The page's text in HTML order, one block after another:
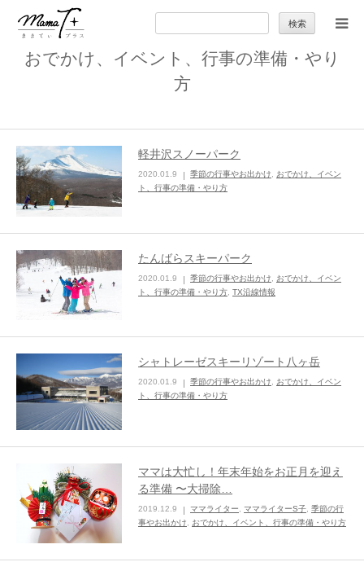
索:
おでかけ、イベント、行事の準備・やり
方
軽井沢スノーパーク
2020.01.9 季節の行事やお出かけ
おでかけ、イベン
ト、行事の準備・やり方
たんばらスキーパーク
2020.01.9 季節の行事やお出かけ
おでかけ、イベン
ト、行事の準備・やり方 TX沿線情報
シャトレーゼスキーリゾート八ヶ岳
2020.01.9 季節の行事やお出かけ, おでかけ、イベン
ト、行事の準備・やり方
ママは大忙し！年末年始をお正月を迎え
る準備 〜大掃除…
2019.12.9 ママライター, ママライターS子, 季節の行
事やお出かけ, おでかけ、イベント、行事の準備・やり方
トップ
セカンドキャリア
暮らしの小ワザ
子育て
季節の行事やお出かけ
ままてぃ編集部